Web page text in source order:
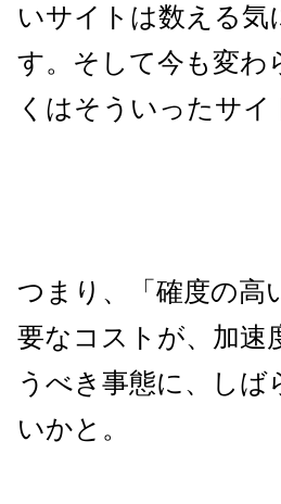
いサイトは数える
す。そして今も変わ
くはそういったサ
つまり、「確度の高
要なコストが、加速
うべき事態に、し
いかと。